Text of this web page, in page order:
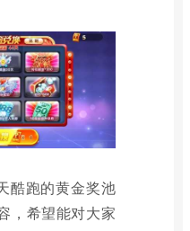
酷跑的黄金奖池
，希望能对大家